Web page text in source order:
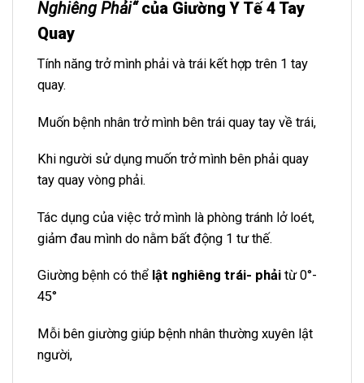
Nghiêng Phải“của Giường Y Tế 4 Tay
Quay
Tính năng trở mình phải và trái kết hợp trên 1 tay
quay.
Muốn bệnh nhân trở mình bên trái quay tay về trái,
Khi người sử dụng muốn trở mình bên phải quay
tay quay vòng phải.
Tác dụng của việc trở mình là phòng tránh lở loét,
giảm đau mình do nằm bất động 1 tư thế.
Giường bệnh có thể lật nghiêng trái- phải từ 0°-
45°
Mỗi bên giường giúp bệnh nhân thường xuyên lật
người,